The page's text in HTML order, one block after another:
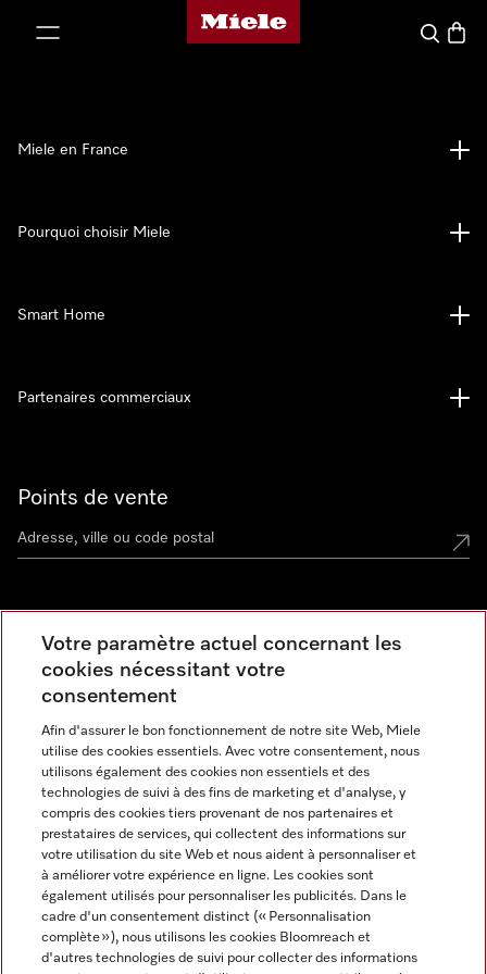
Page d'accueil Miele
Search
Points de vente
Découvrez la boutique Miele proche de chez vous
Newsletter
Miele en France
Pourquoi choisir Miele
Smart Home
Partenaires commerciaux
Miele sur Instagram
Miele sur Facebook
Miele sur Youtube
Votre paramètre actuel concernant les
cookies nécessitant votre
consentement
Afin d'assurer le bon fonctionnement de notre site Web, Miele
utilise des cookies essentiels. Avec votre consentement, nous
utilisons également des cookies non essentiels et des
technologies de suivi à des fins de marketing et d'analyse, y
compris des cookies tiers provenant de nos partenaires et
prestataires de services, qui collectent des informations sur
votre utilisation du site Web et nous aident à personnaliser et
à améliorer votre expérience en ligne. Les cookies sont
également utilisés pour personnaliser les publicités. Dans le
cadre d'un consentement distinct (« Personnalisation
complète »), nous utilisons les cookies Bloomreach et
d'autres technologies de suivi pour collecter des informations